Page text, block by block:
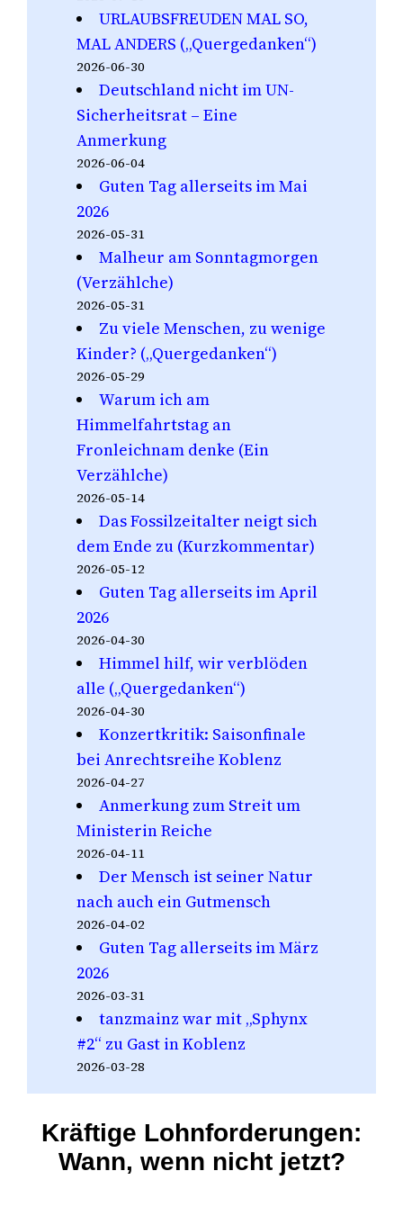
URLAUBSFREUDEN MAL SO,
MAL ANDERS („Quergedanken“)
2026-06-30
Deutschland nicht im UN-
Sicherheitsrat – Eine
Anmerkung
2026-06-04
Guten Tag allerseits im Mai
2026
2026-05-31
Malheur am Sonntagmorgen
(Verzählche)
2026-05-31
Zu viele Menschen, zu wenige
Kinder? („Quergedanken“)
2026-05-29
Warum ich am
Himmelfahrtstag an
Fronleichnam denke (Ein
Verzählche)
2026-05-14
Das Fossilzeitalter neigt sich
dem Ende zu (Kurzkommentar)
2026-05-12
Guten Tag allerseits im April
2026
2026-04-30
Himmel hilf, wir verblöden
alle („Quergedanken“)
2026-04-30
Konzertkritik: Saisonfinale
bei Anrechtsreihe Koblenz
2026-04-27
Anmerkung zum Streit um
Ministerin Reiche
2026-04-11
Der Mensch ist seiner Natur
nach auch ein Gutmensch
2026-04-02
Guten Tag allerseits im März
2026
2026-03-31
tanzmainz war mit „Sphynx
#2“ zu Gast in Koblenz
2026-03-28
Kräftige Lohnforderungen:
Wann, wenn nicht jetzt?